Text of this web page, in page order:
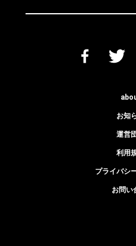
お知
運営
利用
プライバシ
お問い